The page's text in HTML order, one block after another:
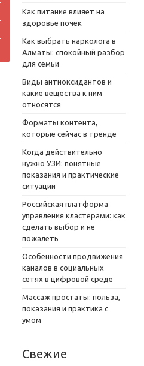
Как питание влияет на
здоровье почек
Как выбрать нарколога в
Алматы: спокойный разбор
для семьи
Виды антиоксидантов и
какие вещества к ним
относятся
Форматы контента,
которые сейчас в тренде
Когда действительно
нужно УЗИ: понятные
показания и практические
ситуации
Российская платформа
управления кластерами: как
сделать выбор и не
пожалеть
Особенности продвижения
каналов в социальных
сетях в цифровой среде
Массаж простаты: польза,
показания и практика с
умом
Свежие